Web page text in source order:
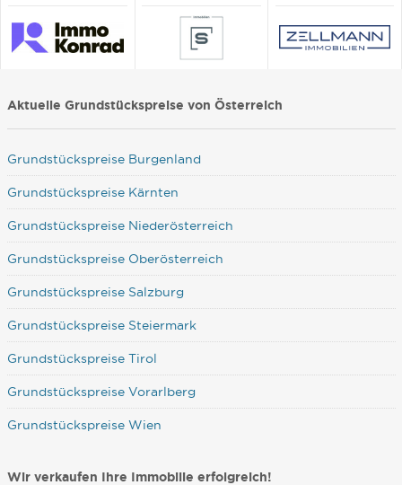
Aktuelle Grundstückspreise von Österreich
Grundstückspreise Burgenland
Grundstückspreise Kärnten
Grundstückspreise Niederösterreich
Grundstückspreise Oberösterreich
Grundstückspreise Salzburg
Grundstückspreise Steiermark
Grundstückspreise Tirol
Grundstückspreise Vorarlberg
Grundstückspreise Wien
Wir verkaufen Ihre Immobilie erfolgreich!